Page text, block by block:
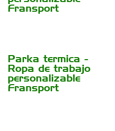
Fransport
Parka termica -
Ropa de trabajo
personalizable
Fransport